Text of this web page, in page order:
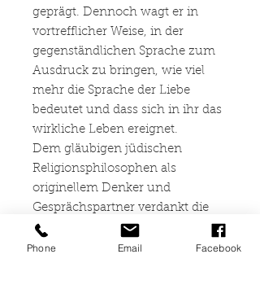
geprägt. Dennoch wagt er in
vortrefflicher Weise, in der
gegenständlichen Sprache zum
Ausdruck zu bringen, wie viel
mehr die Sprache der Liebe
bedeutet und dass sich in ihr das
wirkliche Leben ereignet.
Dem gläubigen jüdischen
Religionsphilosophen als
originellem Denker und
Gesprächspartner verdankt die
Welt mit seinem philosophischen
Hauptwerk ICH UND DU (1923)
Phone Email Facebook